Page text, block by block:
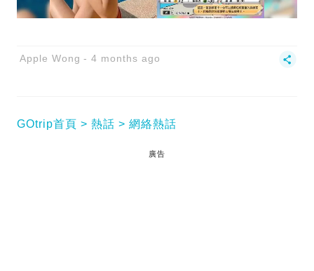
Apple Wong 4 months ago
GOtrip首頁 熱話 網絡熱話
廣告